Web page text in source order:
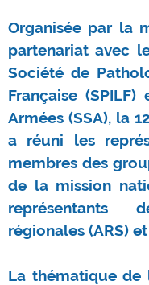
Organisée par la
partenariat avec
Société de
Française
Armées (SSA), la
a réuni les
membres des
de la mission
représentants
régionales (ARS)
La thématique de